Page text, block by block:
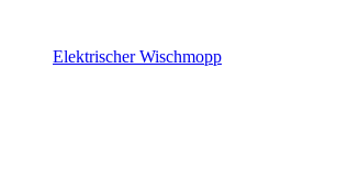
Elektrischer Wischmopp